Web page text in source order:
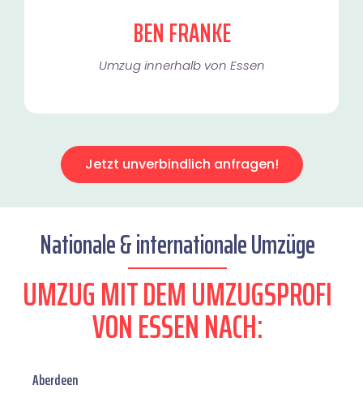
BEN FRANKE
Umzug innerhalb von Essen​
Jetzt unverbindlich anfragen!
Nationale & internationale Umzüge
UMZUG MIT DEM UMZUGSPROFI
VON ESSEN NACH:
Aberdeen